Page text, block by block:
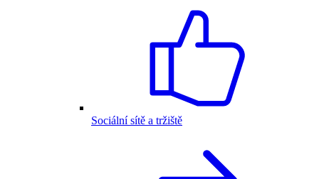
Sociální sítě a tržiště